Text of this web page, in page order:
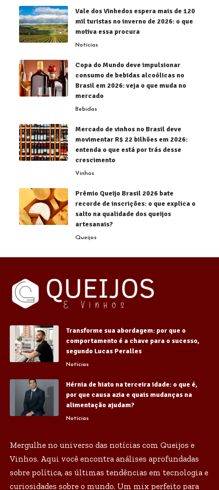
Vale dos Vinhedos espera mais de 120
mil turistas no inverno de 2026: o que
motiva essa procura
Notícias
Copa do Mundo deve impulsionar
consumo de bebidas alcoólicas no
Brasil em 2026: veja o que muda no
mercado
Bebidas
Mercado de vinhos no Brasil deve
movimentar R$ 22 bilhões em 2026:
entenda o que está por trás desse
crescimento
Vinhos
Prêmio Queijo Brasil 2026 bate
recorde de inscrições: o que explica o
salto na qualidade dos queijos
artesanais?
Queijos
Transforme sua abordagem: por que o
comportamento é a chave para o sucesso,
segundo Lucas Peralles
Notícias
Hérnia de hiato na terceira idade: o que é,
por que causa azia e quais mudanças na
alimentação ajudam?
Notícias
Mergulhe no universo das notícias com Queijos e
Vinhos. Aqui você encontra análises aprofundadas
sobre política, as últimas tendências em tecnologia e
curiosidades sobre o mundo. Um mix perfeito para